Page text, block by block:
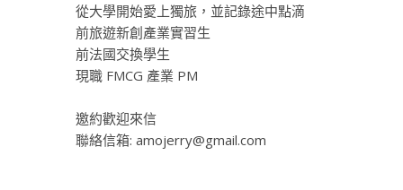
從大學開始愛上獨旅，並記錄途中點滴
前旅遊新創產業實習生
前法國交換學生
現職 FMCG 產業 PM
邀約歡迎來信
聯絡信箱: amojerry@gmail.com